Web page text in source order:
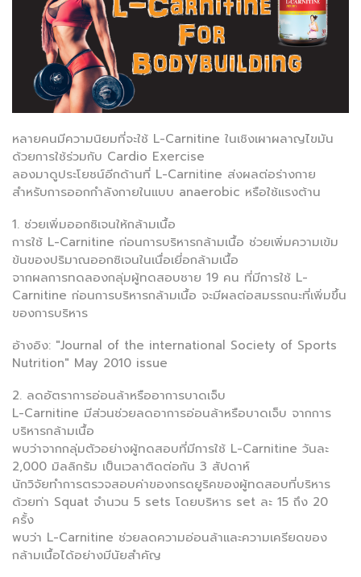
หลายคนมีความนิยมที่จะใช้ L-Carnitine ในเชิงเผาผลาญไขมัน
ด้วยการใช้ร่วมกับ Cardio Exercise
ลองมาดูประโยชน์อีกด้านที่ L-Carnitine ส่งผลต่อร่างกาย
สำหรับการออกกำลังกายในแบบ anaerobic หรือใช้แรงต้าน
1. ช่วยเพิ่มออกซิเจนให้กล้ามเนื้อ
การใช้ L-Carnitine ก่อนการบริหารกล้ามเนื้อ ช่วยเพิ่มความเข้ม
ข้นของปริมาณออกซิเจนในเนื่อเยี่อกล้ามเนื้อ
จากผลการทดลองกลุ่มผู้ทดสอบชาย 19 คน ที่มีการใช้ L-
Carnitine ก่อนการบริหารกล้ามเนื้อ จะมีผลต่อสมรรถนะที่เพิ่มขึ้น
ของการบริหาร
อ้างอิง: "Journal of the international Society of Sports
Nutrition" May 2010 issue
2. ลดอัตราการอ่อนล้าหรืออาการบาดเจ็บ
L-Carnitine มีส่วนช่วยลดอาการอ่อนล้าหรือบาดเจ็บ จากการ
บริหารกล้ามเนื้อ
พบว่าจากกลุ่มตัวอย่างผู้ทดสอบที่มีการใช้ L-Carnitine วันละ
2,000 มิลลิกรัม เป็นเวลาติดต่อกัน 3 สัปดาห์
นักวิจัยทำการตรวจสอบค่าของกรดยูริคของผู้ทดสอบที่บริหาร
ด้วยท่า Squat จำนวน 5 sets โดยบริหาร set ละ 15 ถึง 20
ครั้ง
พบว่า L-Carnitine ช่วยลดความอ่อนล้าและความเครียดของ
กล้ามเนื้อได้อย่างมีนัยสำคัญ